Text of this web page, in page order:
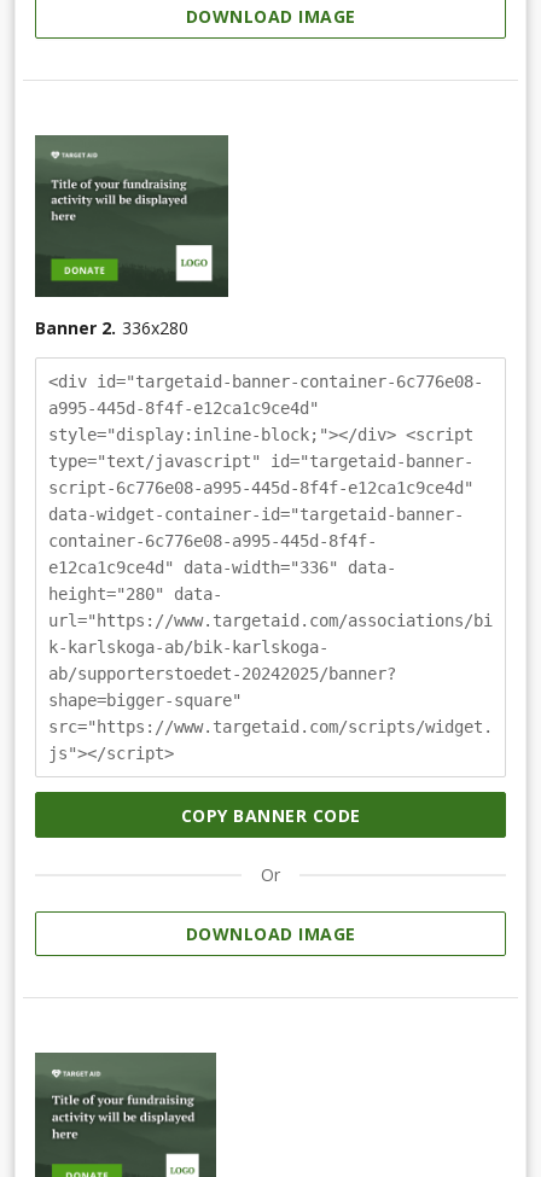
DOWNLOAD IMAGE
Banner 2. 336x280
<div id="targetaid-banner-container-6c776e08-
a995-445d-8f4f-e12ca1c9ce4d"
style="display:inline-block;"></div> <script
type="text/javascript" id="targetaid-banner-
script-6c776e08-a995-445d-8f4f-e12ca1c9ce4d"
data-widget-container-id="targetaid-banner-
container-6c776e08-a995-445d-8f4f-
e12ca1c9ce4d" data-width="336" data-
height="280" data-
url="https://www.targetaid.com/associations/bi
k-karlskoga-ab/bik-karlskoga-
ab/supporterstoedet-20242025/banner?
shape=bigger-square"
src="https://www.targetaid.com/scripts/widget.
js"></script>
COPY BANNER CODE
Or
DOWNLOAD IMAGE